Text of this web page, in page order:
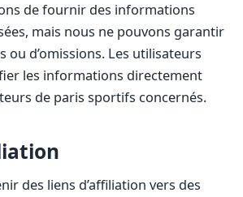
de fournir des informations
mais nous ne pouvons garantir
ou d’omissions. Les utilisateurs
les informations directement
de paris sportifs concernés.
des liens d’affiliation vers des